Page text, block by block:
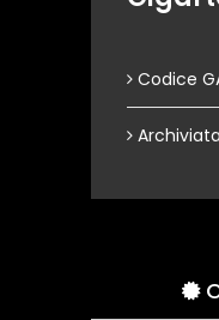
Codice